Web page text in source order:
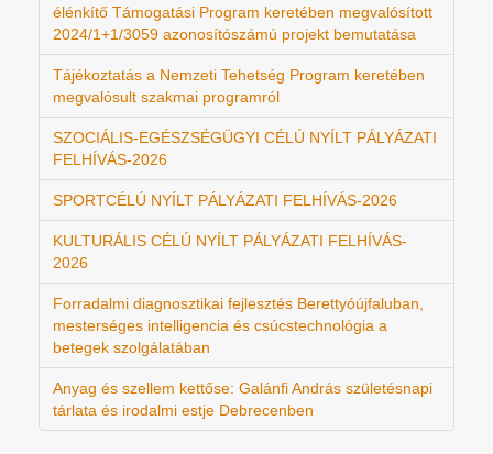
élénkítő Támogatási Program keretében megvalósított
2024/1+1/3059 azonosítószámú projekt bemutatása
Tájékoztatás a Nemzeti Tehetség Program keretében
megvalósult szakmai programról
SZOCIÁLIS-EGÉSZSÉGÜGYI CÉLÚ NYÍLT PÁLYÁZATI
FELHÍVÁS-2026
SPORTCÉLÚ NYÍLT PÁLYÁZATI FELHÍVÁS-2026
KULTURÁLIS CÉLÚ NYÍLT PÁLYÁZATI FELHÍVÁS-
2026
Forradalmi diagnosztikai fejlesztés Berettyóújfaluban,
mesterséges intelligencia és csúcstechnológia a
betegek szolgálatában
Anyag és szellem kettőse: Galánfi András születésnapi
tárlata és irodalmi estje Debrecenben